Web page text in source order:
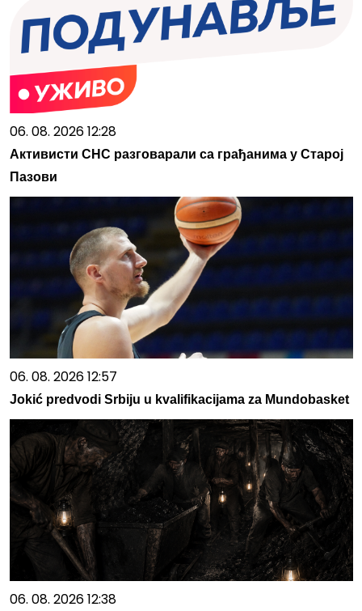
06. 08. 2026 12:28
Активисти СНС разговарали са грађанима у Старој
Пазови
06. 08. 2026 12:57
Jokić predvodi Srbiju u kvalifikacijama za Mundobasket
06. 08. 2026 12:38